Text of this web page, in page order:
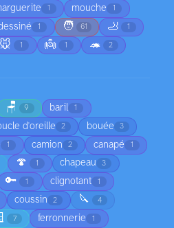
1 mouche 1
1 🧑 61 🦶 1
🐭 1 👼 1 🦔 2
🪑 9 baril 1
d'oreille 2 bouée 3
1 camion 2 canapé 1
🍄 1 chapeau 3
🔑 1 clignotant 1
coussin 2 🔪 4
7 ferronnerie 1